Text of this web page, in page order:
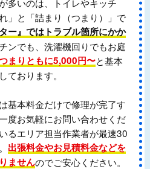
多いのは、トイレやキッチ
」と「詰まり（つまり）」で
ー』ではトラブル箇所にかか
ンでも、洗濯機回りでもお庭
まりともに5,000円〜と基本
ております。
基本料金だけで修理が完了す
度お気軽にお問い合わせくだ
るエリア担当作業者が最速30
出張料金やお見積料金などを
ませんのでご安心ください。